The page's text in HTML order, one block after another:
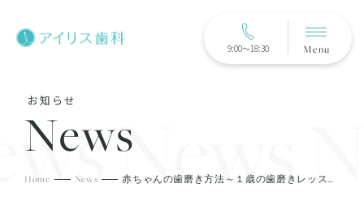
9:00〜18:30 Menu
お知らせ
News
News
Home News 赤ちゃんの歯磨き方法～１歳の歯磨きレッスン～